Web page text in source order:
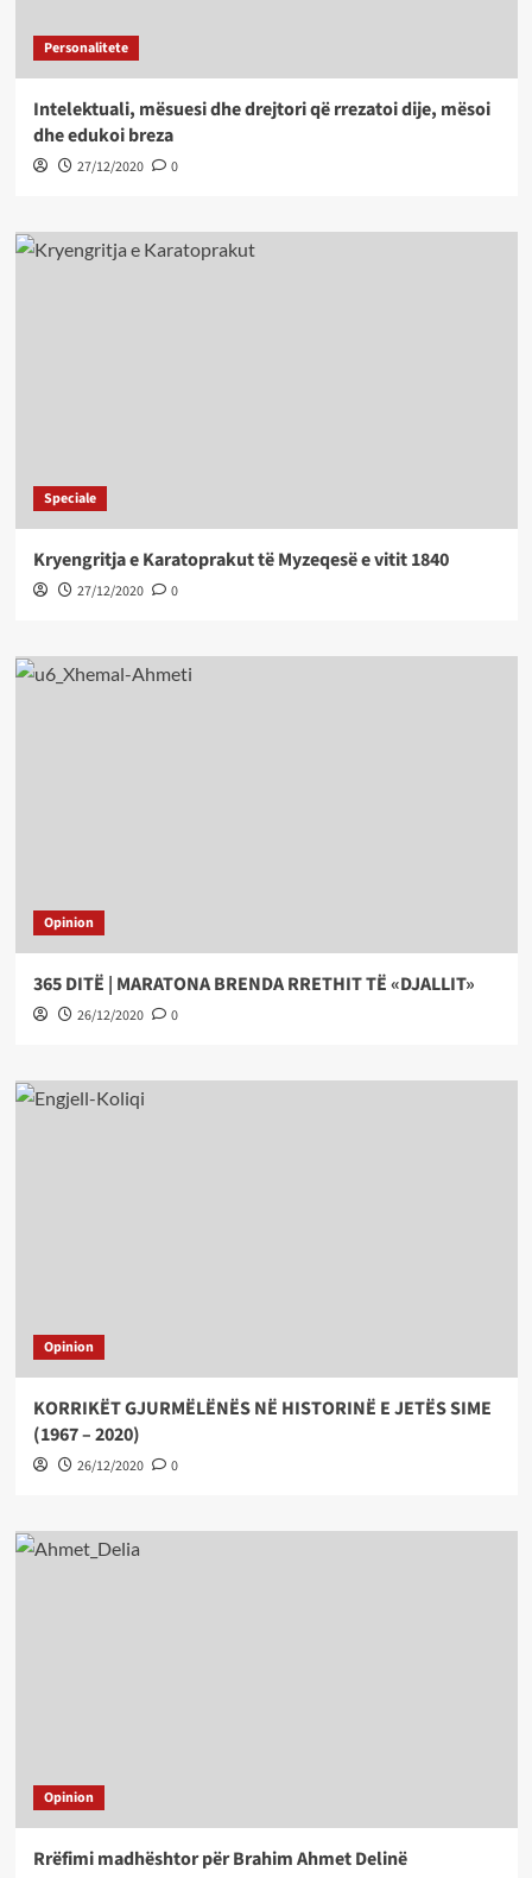
Personalitete
Intelektuali, mësuesi dhe drejtori që rrezatoi dije, mësoi
dhe edukoi breza
27/12/2020 0
Speciale
Kryengritja e Karatoprakut të Myzeqesë e vitit 1840
27/12/2020 0
Opinion
365 DITË | MARATONA BRENDA RRETHIT TË «DJALLIT»
26/12/2020 0
Opinion
KORRIKËT GJURMËLËNËS NË HISTORINË E JETËS SIME
(1967 – 2020)
26/12/2020 0
Opinion
Rrëfimi madhështor për Brahim Ahmet Delinë